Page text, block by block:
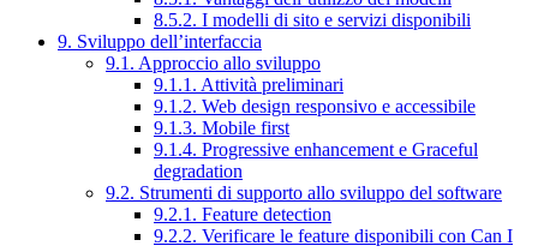
8.5.2. I modelli di sito e servizi disponibili
9. Sviluppo dell’interfaccia
9.1. Approccio allo sviluppo
9.1.1. Attività preliminari
9.1.2. Web design responsivo e accessibile
9.1.3. Mobile first
9.1.4. Progressive enhancement e Graceful
degradation
9.2. Strumenti di supporto allo sviluppo del software
9.2.1. Feature detection
9.2.2. Verificare le feature disponibili con Can I